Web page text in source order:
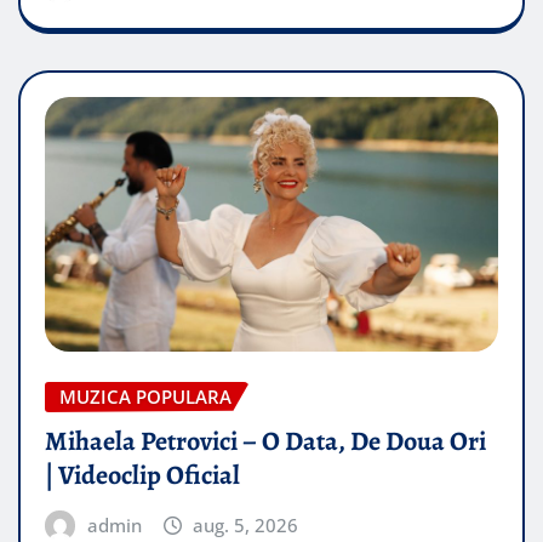
MUZICA POPULARA
Mihaela Petrovici – O Data, De Doua Ori
| Videoclip Oficial
admin aug. 5, 2026